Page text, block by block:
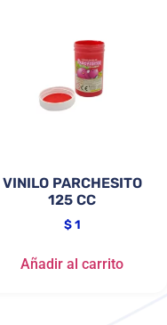
VINILO PARCHESITO
125 CC
$1
Añadir al carrito